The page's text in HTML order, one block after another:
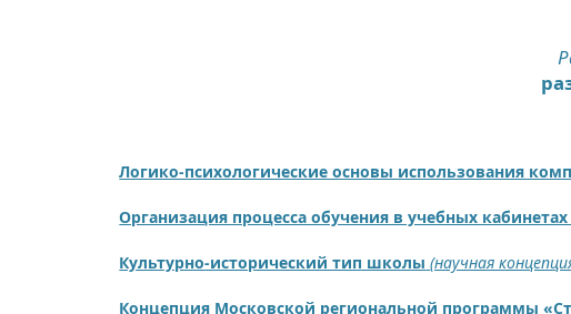
Логико-психологические основы использования
Организация процесса обучения в учебных
Культурно-исторический тип школы (научная
Концепция Московской региональной программы